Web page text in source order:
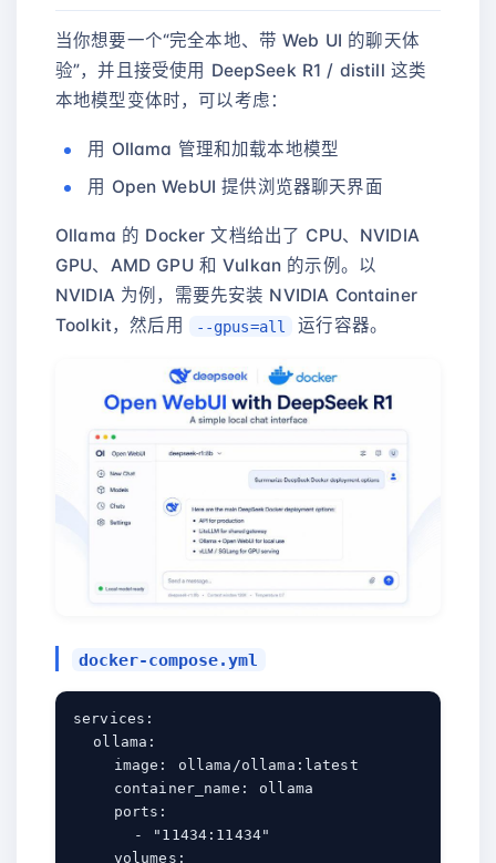
当你想要一个“完全本地、带 Web UI 的聊天体
验”，并且接受使用 DeepSeek R1 / distill 这类
本地模型变体时，可以考虑：
用 Ollama 管理和加载本地模型
用 Open WebUI 提供浏览器聊天界面
Ollama 的 Docker 文档给出了 CPU、NVIDIA
GPU、AMD GPU 和 Vulkan 的示例。以
NVIDIA 为例，需要先安装 NVIDIA Container
Toolkit，然后用
--gpus=all 运行容器。
docker-compose.yml
services:
  ollama:
    image: ollama/ollama:latest
    container_name: ollama
    ports:
      - "11434:11434"
    volumes: